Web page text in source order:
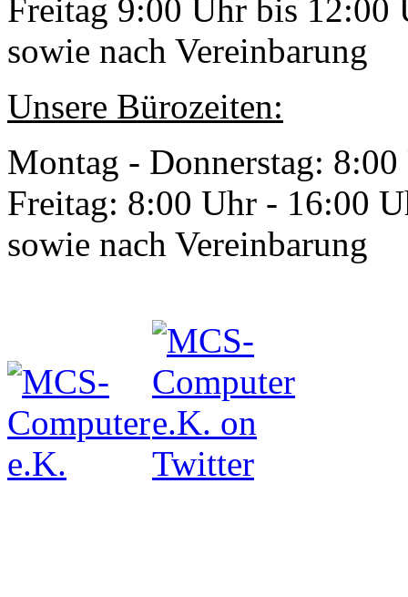
Freitag 9:00 Uhr bis 12:00
sowie nach Vereinbarung
Unsere Bürozeiten:
Montag - Donnerstag:
Freitag: 8:00 Uhr - 16:00
sowie nach Vereinbarung